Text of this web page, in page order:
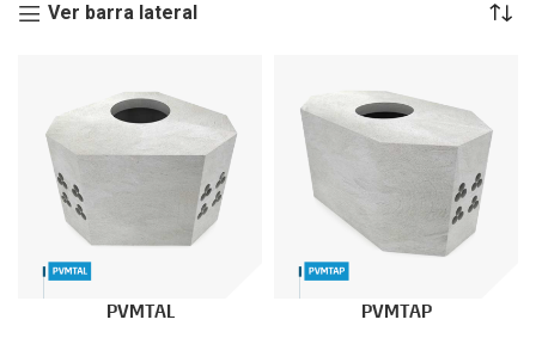
Ver barra lateral
PVMTAL PVMTAP